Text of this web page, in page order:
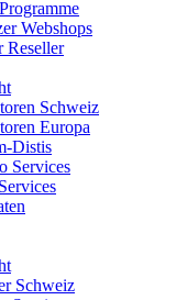
Webshops
Reseller
Schweiz
Europa
Distis
Services
Schweiz